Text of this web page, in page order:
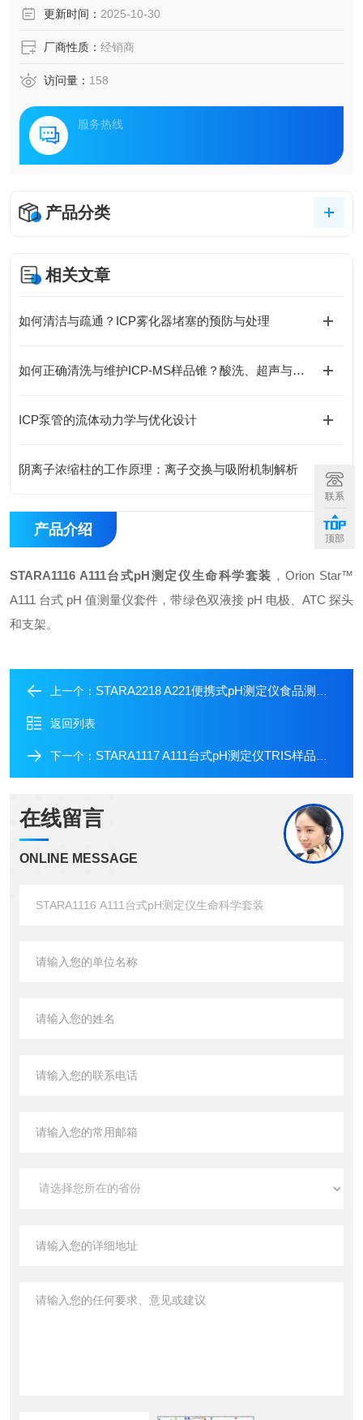
更新时间： 2025-10-30
厂商性质： 经销商
访问量： 158
服务热线
产品分类
相关文章
如何清洁与疏通？ICP雾化器堵塞的预防与处理
如何正确清洗与维护ICP-MS样品锥？酸洗、超声与专业清洗流程
ICP泵管的流体动力学与优化设计
阴离子浓缩柱的工作原理：离子交换与吸附机制解析
产品介绍
STARA1116 A111台式pH测定仪生命科学套装 ，Orion Star™
A111 台式 pH 值测量仪套件，带绿色双液接 pH 电极、ATC 探头
和支架。
上一个： STARA2218 A221便携式pH测定仪食品测定套装
返回列表
下一个： STARA1117 A111台式pH测定仪TRIS样品套装
在线留言
ONLINE MESSAGE
联系
顶部